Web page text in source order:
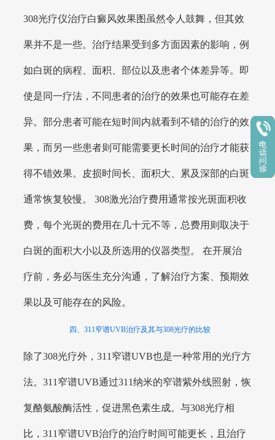
308光疗仪治疗白癜风效果图虽然令人鼓舞，但其效
果并不是一些。治疗结果受到多方面因素的影响，例
如白斑的病程、面积、部位以及患者个体差异等。即
使是同一疗法，不同患者的治疗的效果也可能存在差
异。部分患者可能在短时间内就看到不错的治疗的效
果，而另一些患者则可能需要更长时间的治疗才能获
得不错效果。皮损时间长、面积大、累及深部的白斑
通常恢复较慢。 308激光治疗费用通常按光斑面积收
费，每个光斑的费用在几十元不等，总费用则取决于
白斑的面积大小以及所选用的仪器类型。 在开展治
疗前，务必与医生充分沟通，了解治疗方案、预期效
果以及可能存在的风险。
四、311窄谱UVB治疗及其与308光疗的比较
除了308光疗外，311窄谱UVB也是一种常用的光疗方
法。311窄谱UVB通过311纳米的窄谱紫外线照射，恢
复酪氨酸酶活性，促进黑色素生成。与308光疗相
比，311窄谱UVB治疗的治疗时间可能更长，且治疗